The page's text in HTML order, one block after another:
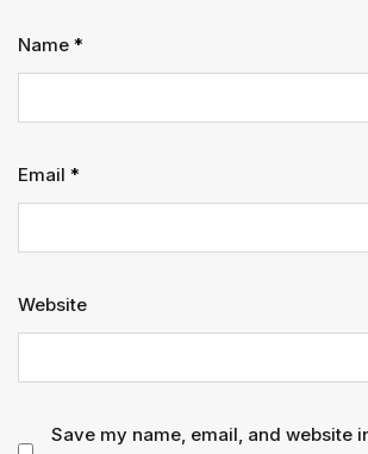
Name *
Email *
Website
Save my name, email, and website